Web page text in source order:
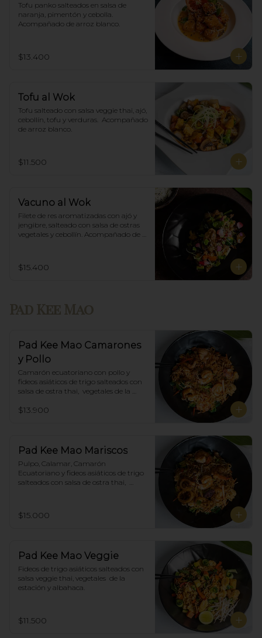
Tofu panko salteados en salsa de
naranja, pimentón y cebolla.
Acompañado de arroz blanco.
$13.400
Tofu al Wok
Tofu salteado con salsa veggie thai, ajó,
cebollín, tofu y verduras.  Acompañado
de arroz blanco.
$11.500
Vacuno al Wok
Filete de res aromatizadas con ajó y
jengibre, salteado con salsa de ostras
vegetales y cebollín. Acompañado de
$15.400
Pad Kee Mao Camarones
y Pollo
Camarón ecuatoriano con pollo y
fideos asiáticos de trigo salteados con
salsa de ostra thai,  vegetales de la
$13.900
Pad Kee Mao Mariscos
Pulpo, Calamar, Camarón
Ecuatoriano y fideos asiáticos de trigo
salteados con salsa de ostra thai,
$15.000
Pad Kee Mao Veggie
Fideos de trigo asiáticos salteados con
salsa veggie thai, vegetales  de la
estación y albahaca.
$11.500